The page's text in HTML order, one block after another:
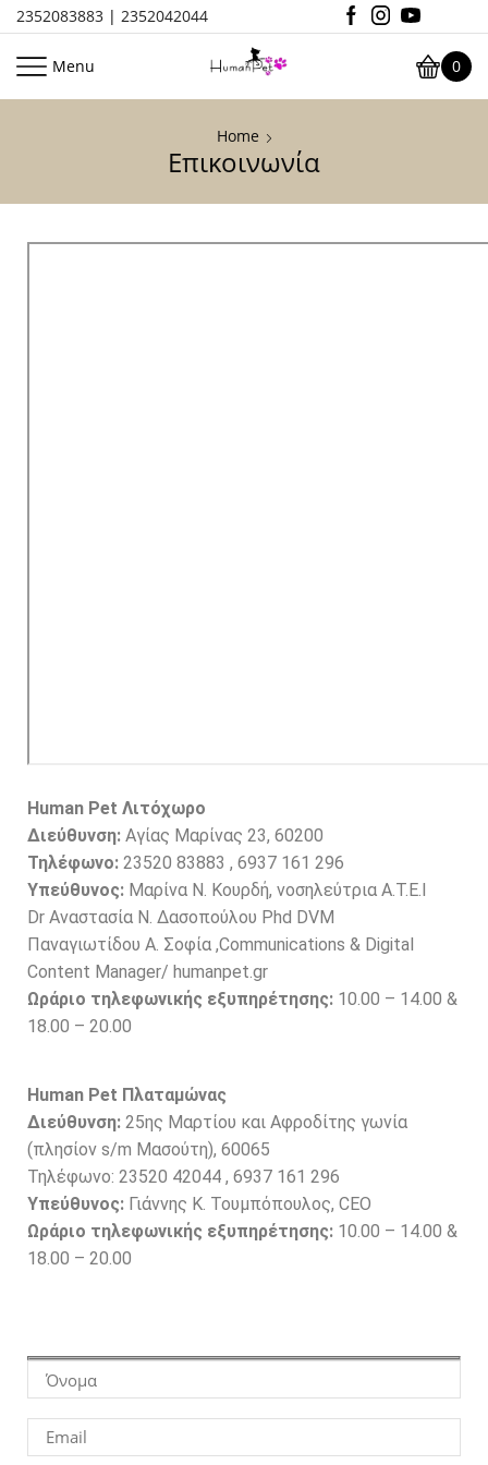
2352083883 | 2352042044
Menu 0
Home
Επικοινωνία
Human Pet Λιτόχωρο
Διεύθυνση: Αγίας Μαρίνας 23, 60200
Τηλέφωνο: 23520 83883 , 6937 161 296
Υπεύθυνος: Μαρίνα Ν. Κουρδή, νοσηλεύτρια Α.Τ.Ε.Ι
Dr Αναστασία Ν. Δασοπούλου Phd DVM
Παναγιωτίδου Α. Σοφία ,Communications & Digital
Content Manager/ humanpet.gr
Ωράριο τηλεφωνικής εξυπηρέτησης: 10.00 – 14.00 &
18.00 – 20.00
Human Pet Πλαταμώνας
Διεύθυνση: 25ης Μαρτίου και Αφροδίτης γωνία
(πλησίον s/m Μασούτη), 60065
Τηλέφωνο: 23520 42044 , 6937 161 296
Υπεύθυνος: Γιάννης K. Τουμπόπουλος, CEO
Ωράριο τηλεφωνικής εξυπηρέτησης: 10.00 – 14.00 &
18.00 – 20.00